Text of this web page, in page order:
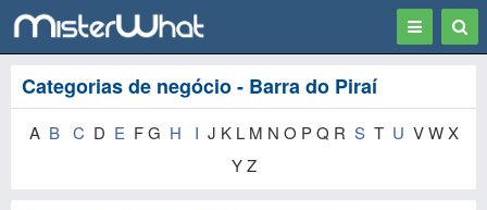
Toggle
Categorias de negócio - Barra do Piraí
A B C D E F G H I J K L M N O P Q R S T U V W X
Y Z